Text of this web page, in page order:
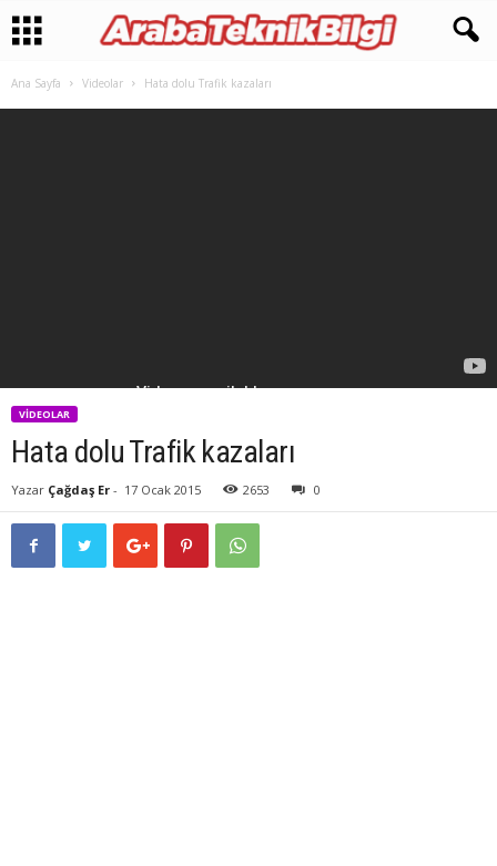
Ana Sayfa Videolar Hata dolu Trafik kazaları
VIDEOLAR
Hata dolu Trafik kazaları
Yazar Çağdaş Er - 17 Ocak 2015 2653 0